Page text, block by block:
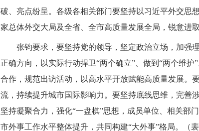
破、亮点纷呈。各级各相关部门要坚持以习近平外交思
家总体外交大局及全省、全市高质量发展全局，锐意进
张钧要求，要坚持党的领导，坚定政治立场，加强
正确方向，以实际行动捍卫“两个确立”、做到“两个维
合作，规范出访活动，以高水平开放赋能高质量发展。
流，持续提升城市国际影响力。要坚持底线思维，完善
坚持凝聚合力，强化“一盘棋”思想，成员单位、相关部
市外事工作水平整体提升，共同构建“大外事”格局。（